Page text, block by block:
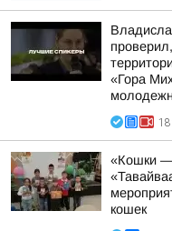
«Гора
«Кошки —
кошек